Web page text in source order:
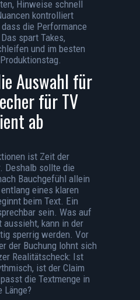
Hinweise schnell
kontrolliert
dass die Performance
spart Takes,
und im besten
Auswahl für
für TV
ab
ist Zeit der
Deshalb sollte die
Bauchgefühl allein
eines klaren
beim Text. Ein
sein. Was auf
aussieht, kann in der
sperrig werden. Vor
der Buchung lohnt sich
Realitätscheck: Ist
ist der Claim
die Textmenge in
Länge?